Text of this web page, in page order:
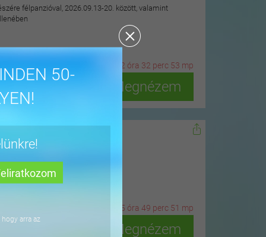
50-
arra az
félpanzióval, 2026.09.13-20. között, valamint
22 óra 32 perc 51 mp
Megnézem
15-ig
15 óra 49 perc 49 mp
Megnézem